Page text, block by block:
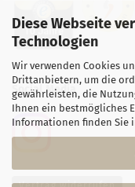
Diese Webseite
Technologien
Wir verwenden Cookies
Drittanbietern, um die
gewährleisten, die
Ihnen ein bestmögliches
Informationen finden Sie
Social Media